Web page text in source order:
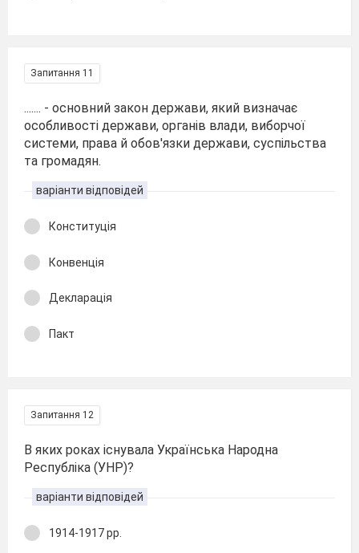
Запитання 11
....... - основний закон держави, який визначає
особливості держави, органів влади, виборчої
системи, права й обов'язки держави, суспільства
та громадян.
варіанти відповідей
Конституція
Конвенція
Декларація
Пакт
Запитання 12
В яких роках існувала Українська Народна
Республіка (УНР)?
варіанти відповідей
1914-1917 рр.